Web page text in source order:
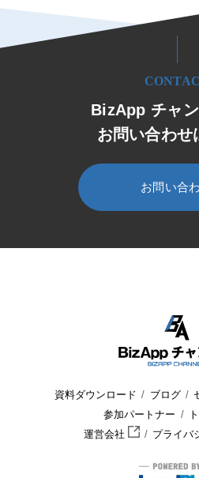
BizApp チャ
お問い合わせ
お問い合
資料ダウンロード ブログ
参加パートナー
運営会社
プライバ